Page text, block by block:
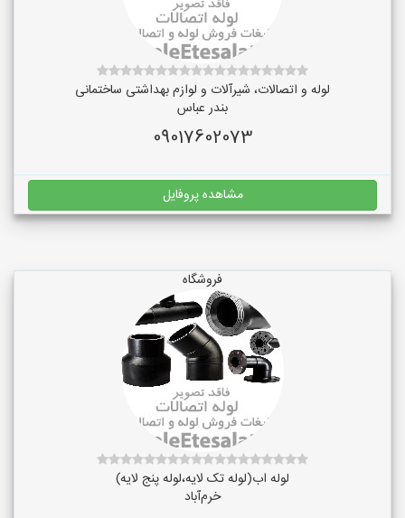
لوله و اتصالات، شیرآلات و لوازم بهداشتی ساختمانی
بندر عباس
09017602073
مشاهده پروفایل
فروشگاه
لوله اب(لوله تک لایه،لوله پنج لایه)
خرم‌آباد